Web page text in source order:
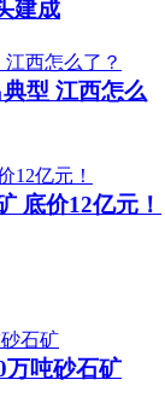
建成
型 江西怎么
底价12亿元！
万吨砂石矿